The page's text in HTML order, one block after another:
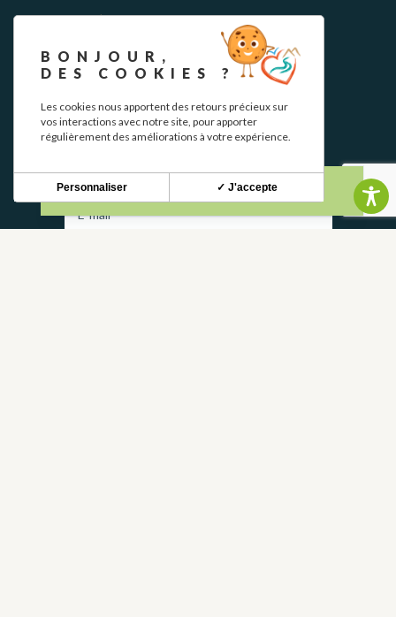
NEWSLETTER
BONJOUR,
DES COOKIES ?
Les cookies nous apportent des retours précieux sur
vos interactions avec notre site, pour apporter
régulièrement des améliorations à votre expérience.
✓ J'accepte
Personnaliser